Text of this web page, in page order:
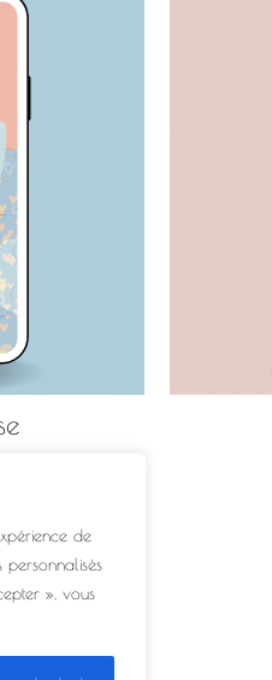
de
personnalisés
», vous